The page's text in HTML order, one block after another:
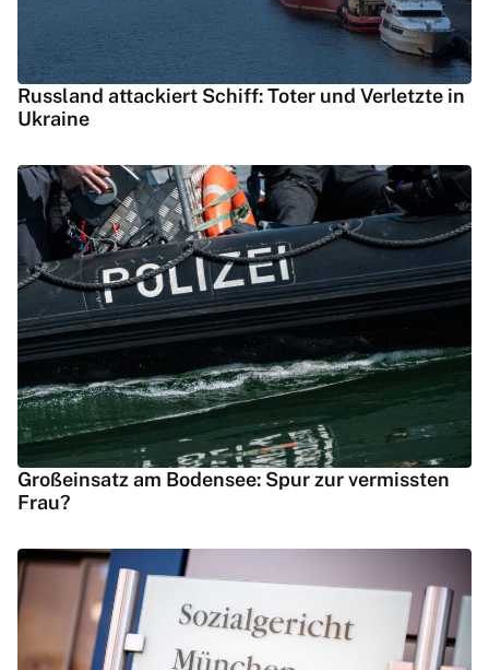
Russland attackiert Schiff: Toter und Verletzte in
Ukraine
Großeinsatz am Bodensee: Spur zur vermissten
Frau?